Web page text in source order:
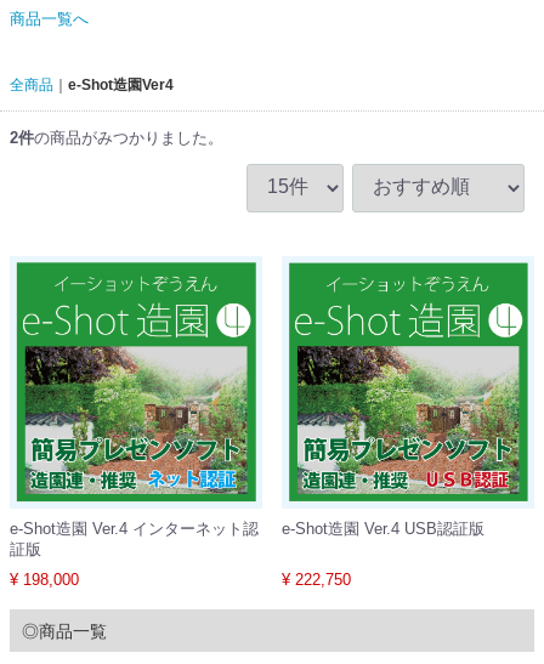
商品一覧へ
全商品 e-Shot造園Ver4
2件の商品がみつかりました。
e-Shot造園 Ver.4 インターネット認
証版
¥ 198,000
e-Shot造園 Ver.4 USB認証版
¥ 222,750
◎商品一覧